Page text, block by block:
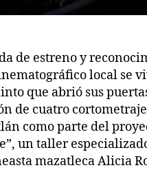
de estreno y
local se
que abrió sus
de cuatro
como parte del
un taller
mazatleca Alicia